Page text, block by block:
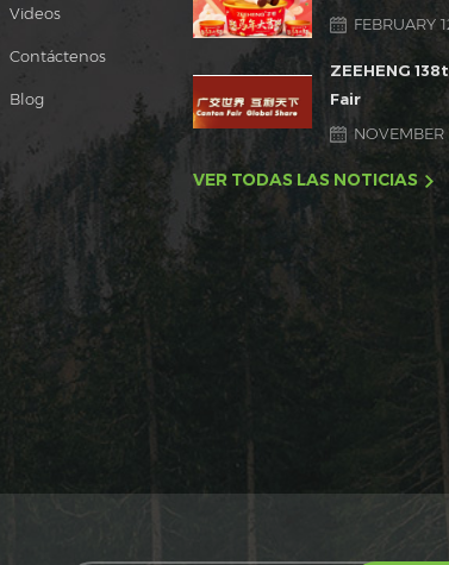
Videos
Contáctenos
Blog
FEBRUARY
ZEEHENG
Fair
NOVEMBER
VER TODAS LAS NOTICIAS